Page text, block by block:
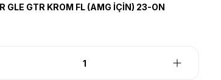
GLE GTR KROM FL (AMG İÇİN) 23-ON